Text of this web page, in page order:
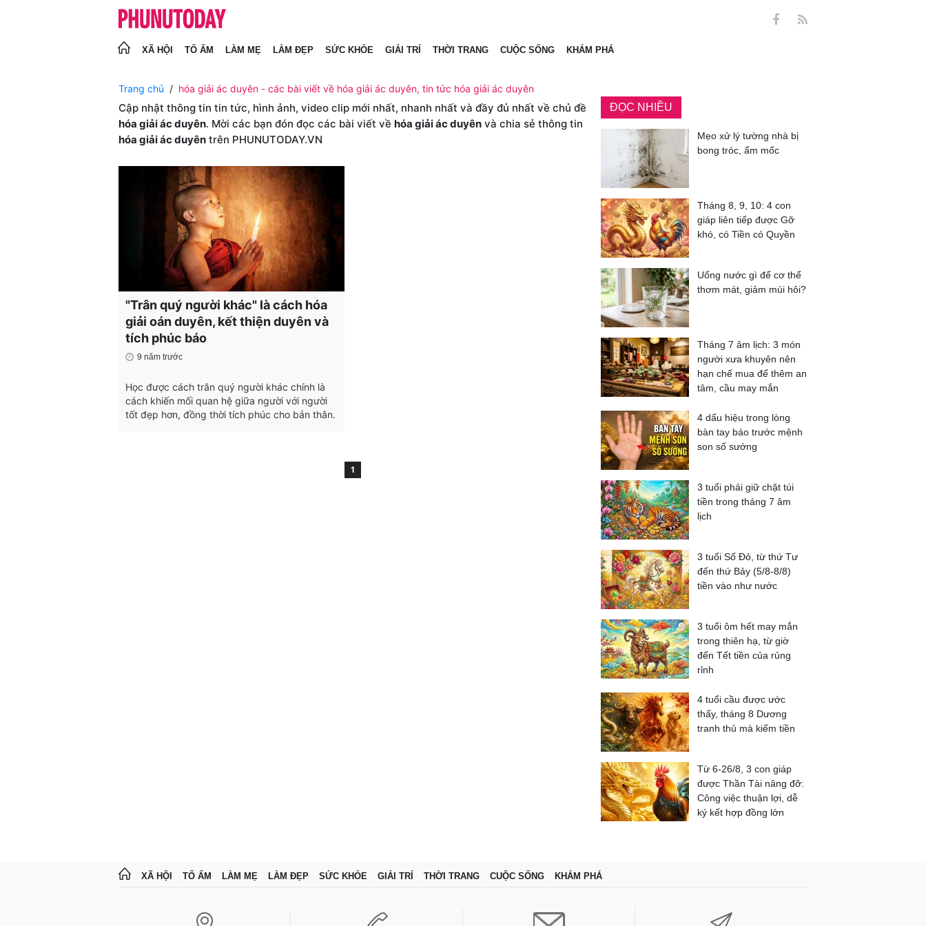
XÃ HỘI TỔ ẤM LÀM MẸ LÀM ĐẸP SỨC KHỎE GIẢI TRÍ THỜI TRANG CUỘC SỐNG KHÁM PHÁ
Trang chủ hóa giải ác duyên - các bài viết về hóa giải ác duyên, tin tức hóa giải ác duyên
Cập nhật thông tin tin tức, hình ảnh, video clip mới nhất, nhanh nhất và đầy đủ nhất về chủ đề
hóa giải ác duyên. Mời các bạn đón đọc các bài viết về hóa giải ác duyên và chia sẻ thông tin
hóa giải ác duyên trên PHUNUTODAY.VN
"Trân quý người khác" là cách hóa
giải oán duyên, kết thiện duyên và
tích phúc báo
9 năm trước
Học được cách trân quý người khác chính là
cách khiến mối quan hệ giữa người với người
tốt đẹp hơn, đồng thời tích phúc cho bản thân.
1
ĐỌC NHIỀU
Mẹo xử lý tường nhà bị
bong tróc, ẩm mốc
Tháng 8, 9, 10: 4 con
giáp liên tiếp được Gỡ
khó, có Tiền có Quyền
Uống nước gì để cơ thể
thơm mát, giảm mùi hôi?
Tháng 7 âm lịch: 3 món
người xưa khuyên nên
hạn chế mua để thêm an
tâm, cầu may mắn
4 dấu hiệu trong lòng
bàn tay báo trước mệnh
son số sướng
3 tuổi phải giữ chặt túi
tiền trong tháng 7 âm
lịch
3 tuổi Số Đỏ, từ thứ Tư
đến thứ Bảy (5/8-8/8)
tiền vào như nước
3 tuổi ôm hết may mắn
trong thiên hạ, từ giờ
đến Tết tiền của rủng
rỉnh
4 tuổi cầu được ước
thấy, tháng 8 Dương
tranh thủ mà kiếm tiền
Từ 6-26/8, 3 con giáp
được Thần Tài nâng đỡ:
Công việc thuận lợi, dễ
ký kết hợp đồng lớn
XÃ HỘI TỔ ẤM LÀM MẸ LÀM ĐẸP SỨC KHỎE GIẢI TRÍ THỜI TRANG CUỘC SỐNG KHÁM PHÁ